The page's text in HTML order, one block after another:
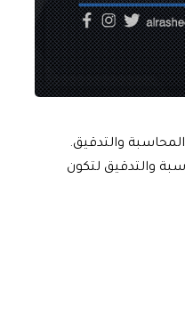
والتدقيق.
والتدقيق لتكون